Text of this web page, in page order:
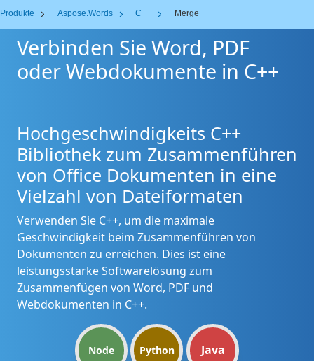
Produkte Aspose.Words C++ Merge
Verbinden Sie Word, PDF
oder Webdokumente in C++
Hochgeschwindigkeits C++
Bibliothek zum Zusammenführen
von Office Dokumenten in eine
Vielzahl von Dateiformaten
Verwenden Sie C++, um die maximale
Geschwindigkeit beim Zusammenführen von
Dokumenten zu erreichen. Dies ist eine
leistungsstarke Softwarelösung zum
Zusammenfügen von Word, PDF und
Webdokumenten in C++.
Node Python Java